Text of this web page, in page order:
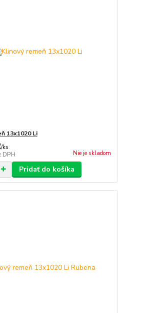
13x1020 Li
/ks
DPH Nie je skladom
Pridať do košíka